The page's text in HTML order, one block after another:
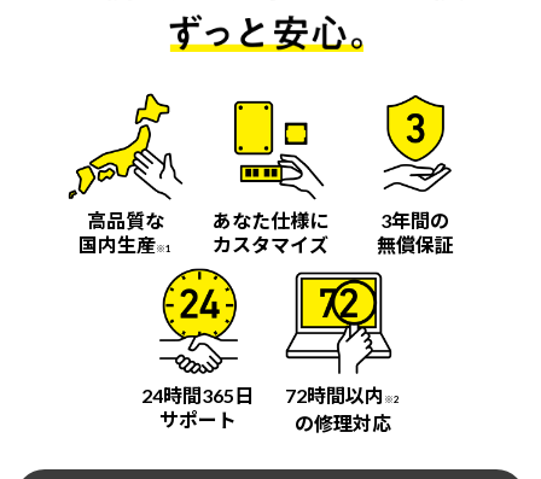
高品質な
国内生産※1
あなた仕様に
カスタマイズ
3年間の
無償保証
24時間365日
サポート
72時間以内 ※2
の修理対応